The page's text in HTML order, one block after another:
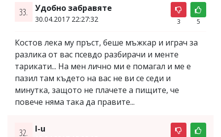
33. Удобно забравяте
30.04.2017 22:27:32 3 5
Костов лека му пръст, беше мъжкар и играч за
разлика от вас псевдо разбирачи и менте
тарикати... На мен лично ми е помагал и ме е
пазил там където на вас не ви се седи и
минутка, защото не плачете а пищите, че
повече няма така да правите...
32. I-u